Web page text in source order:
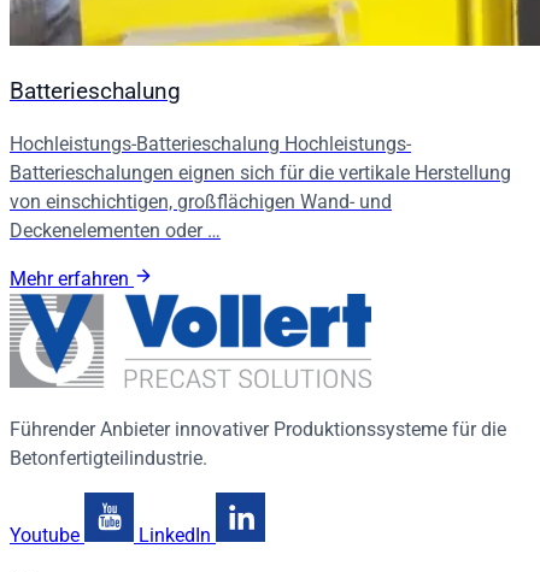
Batterieschalung
Hochleistungs-Batterieschalung Hochleistungs-
Batterieschalungen eignen sich für die vertikale Herstellung
von einschichtigen, großflächigen Wand- und
Deckenelementen oder …
Mehr erfahren
Führender Anbieter innovativer Produktionssysteme für die
Betonfertigteilindustrie.
Youtube LinkedIn